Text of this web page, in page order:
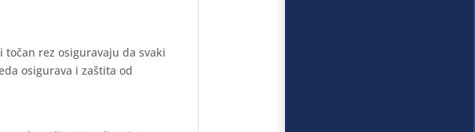
rez osiguravaju da svaki
osigurava i zaštita od